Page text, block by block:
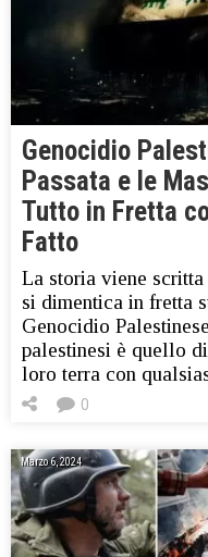
Genocidio
Passata e le
Tutto in Fretta
Fatto
La storia viene
si dimentica in fretta
Genocidio
palestinesi è quello
loro terra con
0
Marzo 6, 2024